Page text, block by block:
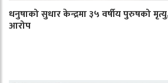
धनुषाको सुधार केन्द्रमा ३५ वर्षीय पुरुषको
आरोप